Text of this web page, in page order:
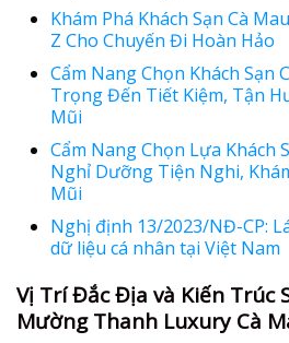
Khám Phá Khách Sạn Cà
Z Cho Chuyến Đi Hoàn Hảo
Cẩm Nang Chọn Khách Sạn
Trọng Đến Tiết Kiệm, Tận
Mũi
Cẩm Nang Chọn Lựa Khách
Nghỉ Dưỡng Tiện Nghi,
Mũi
Nghị định 13/2023/NĐ-CP:
dữ liệu cá nhân tại Việt Nam
Vị Trí Đắc Địa và Kiến Trúc
Mường Thanh Luxury Cà